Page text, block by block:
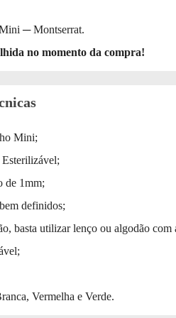
─ Montserrat.
no momento da compra!
Mini;
de 1mm;
definidos;
basta utilizar lenço ou algodão com
Vermelha e Verde.